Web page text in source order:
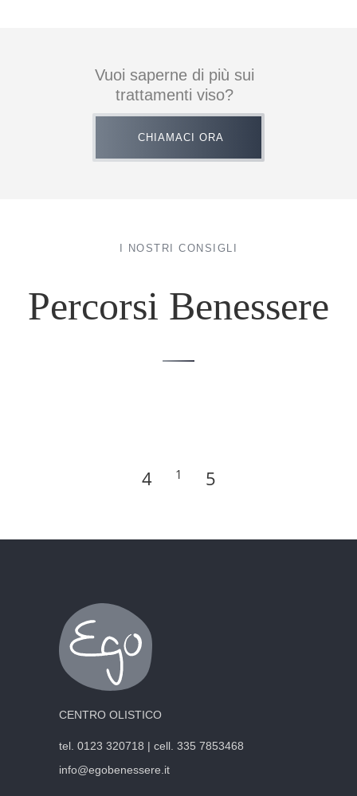
Vuoi saperne di più sui
trattamenti viso?
CHIAMACI ORA
I NOSTRI CONSIGLI
Percorsi Benessere
1
CENTRO OLISTICO
tel. 0123 320718 | cell. 335 7853468
info@egobenessere.it